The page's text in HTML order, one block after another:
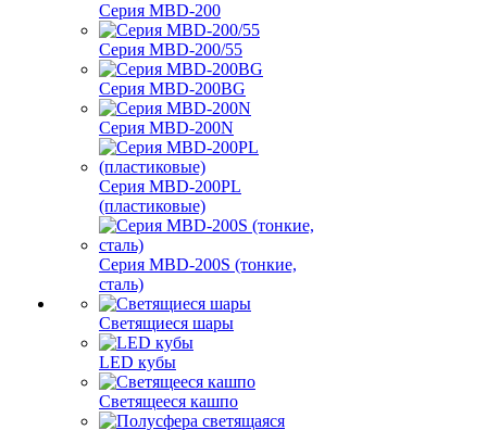
Серия MBD-200
Серия MBD-200/55
Серия MBD-200BG
Серия MBD-200N
Серия MBD-200PL
(пластиковые)
Серия MBD-200S (тонкие,
сталь)
Светящиеся шары
LED кубы
Светящееся кашпо